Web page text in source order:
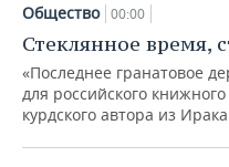
Общество 00:00
Стеклянное время,
«Последнее гранатовое
для российского
курдского автора из Ирака